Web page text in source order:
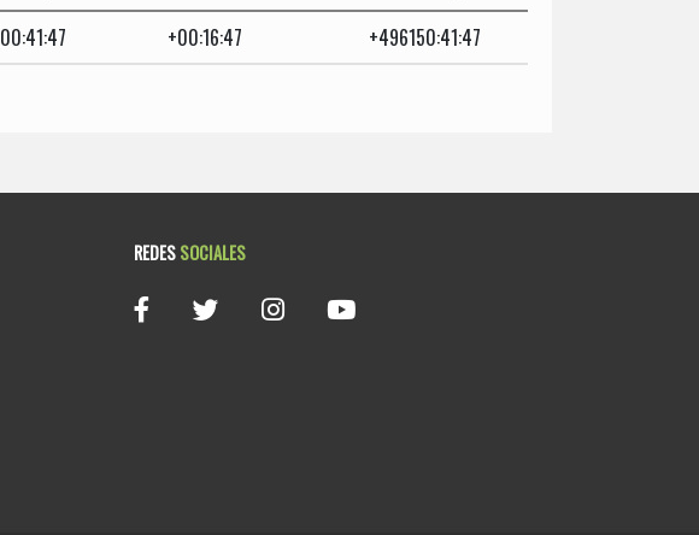
00:41:47 +00:16:47 +496150:41:47
REDESSOCIALES